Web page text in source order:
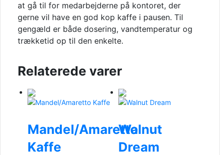
at gå til for medarbejderne på kontoret, der
gerne vil have en god kop kaffe i pausen. Til
gengæld er både dosering, vandtemperatur og
trækketid op til den enkelte.
Relaterede varer
Mandel/Amaretto
Kaffe
Walnut
Dream